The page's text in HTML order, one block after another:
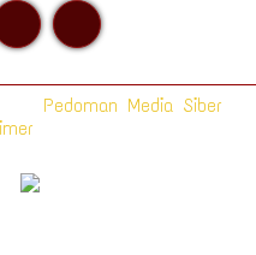
Pedoman Media Siber